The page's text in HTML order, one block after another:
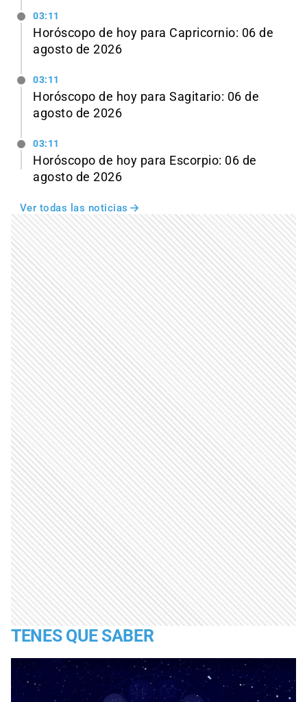
03:11
Horóscopo de hoy para Capricornio: 06 de
agosto de 2026
03:11
Horóscopo de hoy para Sagitario: 06 de
agosto de 2026
03:11
Horóscopo de hoy para Escorpio: 06 de
agosto de 2026
Ver todas las noticias
TENES QUE SABER